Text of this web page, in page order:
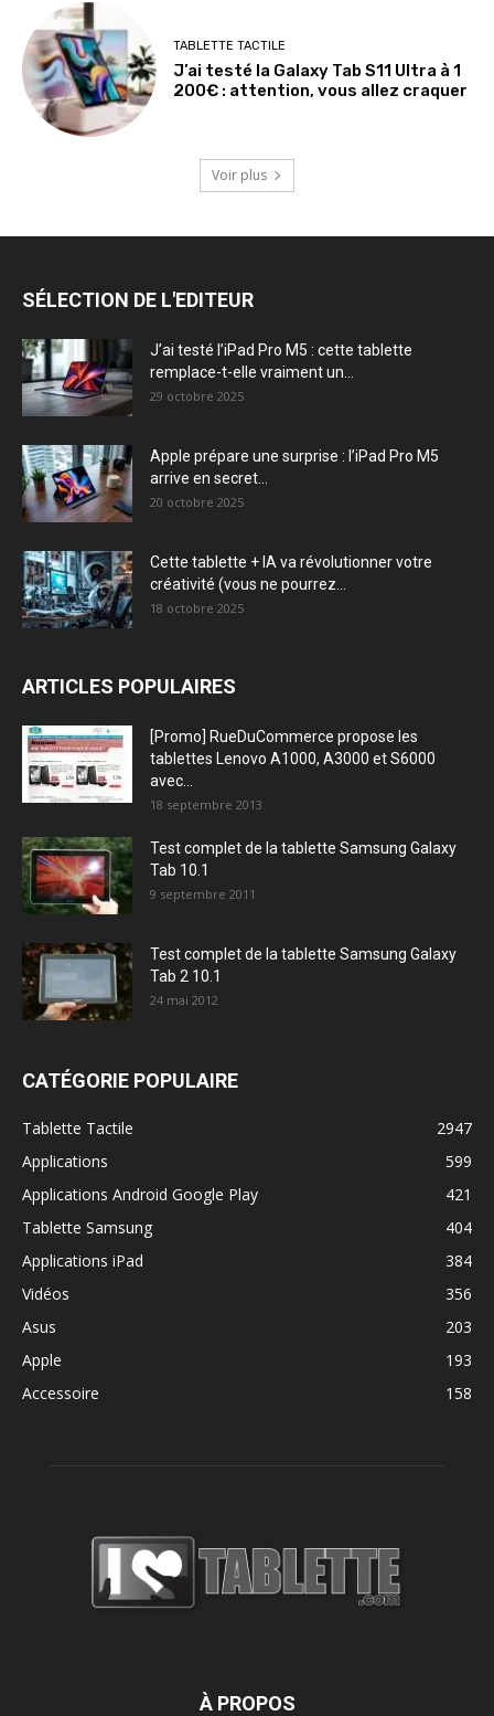
TABLETTE TACTILE
J’ai testé la Galaxy Tab S11 Ultra à 1
200€ : attention, vous allez craquer
Voir plus
SÉLECTION DE L'EDITEUR
J’ai testé l’iPad Pro M5 : cette tablette
remplace-t-elle vraiment un...
29 octobre 2025
Apple prépare une surprise : l’iPad Pro M5
arrive en secret...
20 octobre 2025
Cette tablette + IA va révolutionner votre
créativité (vous ne pourrez...
18 octobre 2025
ARTICLES POPULAIRES
[Promo] RueDuCommerce propose les
tablettes Lenovo A1000, A3000 et S6000
avec...
18 septembre 2013
Test complet de la tablette Samsung Galaxy
Tab 10.1
9 septembre 2011
Test complet de la tablette Samsung Galaxy
Tab 2 10.1
24 mai 2012
CATÉGORIE POPULAIRE
Tablette Tactile
2947
Applications
599
Applications Android Google Play
421
Tablette Samsung
404
Applications iPad
384
Vidéos
356
Asus
203
Apple
193
Accessoire
158
À PROPOS